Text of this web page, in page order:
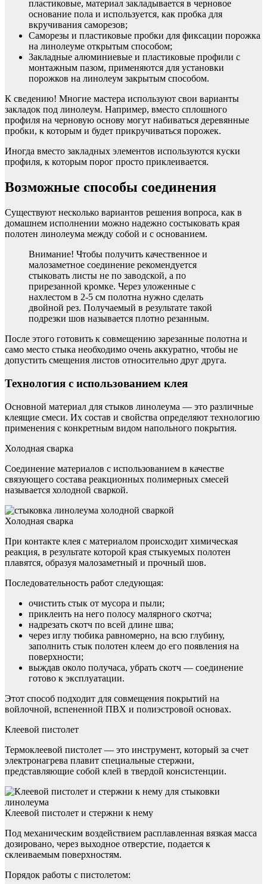
пластиковые, материал закладывается в черновое
основание пола и используется, как пробка для
вкручивания саморезов;
Саморезы и пластиковые пробки для фиксации порожка
на линолеуме открытым способом;
Закладные алюминиевые и пластиковые профили с
монтажным пазом, применяются для установки
порожков на линолеум закрытым способом.
К сведению! Многие мастера используют свои варианты
закладок под линолеум. Например, вместо сплошного
профиля на черновую основу могут набиваться деревянные
пробки, к которым и будет прикручиваться порожек.
Иногда вместо закладных элементов используются куски
профиля, к которым порог просто приклеивается.
Возможные способы соединения
Существуют несколько вариантов решения вопроса, как в
домашнем исполнении можно надежно состыковать края
полотен линолеума между собой и с основанием.
Внимание! Чтобы получить качественное и
малозаметное соединение рекомендуется
стыковать листы не по заводской, а по
прирезанной кромке. Через уложенные с
нахлестом в 2-5 см полотна нужно сделать
двойной рез. Получаемый в результате такой
подрезки шов называется плотно резанным.
После этого готовить к совмещению зарезанные полотна и
само место стыка необходимо очень аккуратно, чтобы не
допустить смещения листов относительно друг друга.
Технология с использованием клея
Основной материал для стыков линолеума — это различные
клеящие смеси. Их состав и свойства определяют технологию
применения с конкретным видом напольного покрытия.
Холодная сварка
Соединение материалов с использованием в качестве
связующего состава реакционных полимерных смесей
называется холодной сваркой.
Холодная сварка
При контакте клея с материалом происходит химическая
реакция, в результате которой края стыкуемых полотен
плавятся, образуя малозаметный и прочный шов.
Последовательность работ следующая:
очистить стык от мусора и пыли;
приклеить на него полосу малярного скотча;
надрезать скотч по всей длине шва;
через иглу тюбика равномерно, на всю глубину,
заполнить стык полотен клеем до его появления на
поверхности;
выждав около получаса, убрать скотч — соединение
готово к эксплуатации.
Этот способ подходит для совмещения покрытий на
войлочной, вспененной ПВХ и полиэстровой основах.
Клеевой пистолет
Термоклеевой пистолет — это инструмент, который за счет
электронагрева плавит специальные стержни,
представляющие собой клей в твердой консистенции.
Клеевой пистолет и стержни к нему
Под механическим воздействием расплавленная вязкая масса
дозировано, через выходное отверстие, подается к
склеиваемым поверхностям.
Порядок работы с пистолетом: